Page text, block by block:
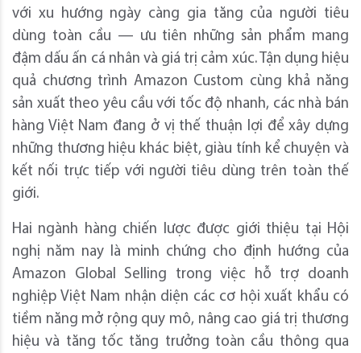
với xu hướng ngày càng gia tăng của người tiêu
dùng toàn cầu — ưu tiên những sản phẩm mang
đậm dấu ấn cá nhân và giá trị cảm xúc. Tận dụng hiệu
quả chương trình Amazon Custom cùng khả năng
sản xuất theo yêu cầu với tốc độ nhanh, các nhà bán
hàng Việt Nam đang ở vị thế thuận lợi để xây dựng
những thương hiệu khác biệt, giàu tính kể chuyện và
kết nối trực tiếp với người tiêu dùng trên toàn thế
giới.
Hai ngành hàng chiến lược được giới thiệu tại Hội
nghị năm nay là minh chứng cho định hướng của
Amazon Global Selling trong việc hỗ trợ doanh
nghiệp Việt Nam nhận diện các cơ hội xuất khẩu có
tiềm năng mở rộng quy mô, nâng cao giá trị thương
hiệu và tăng tốc tăng trưởng toàn cầu thông qua